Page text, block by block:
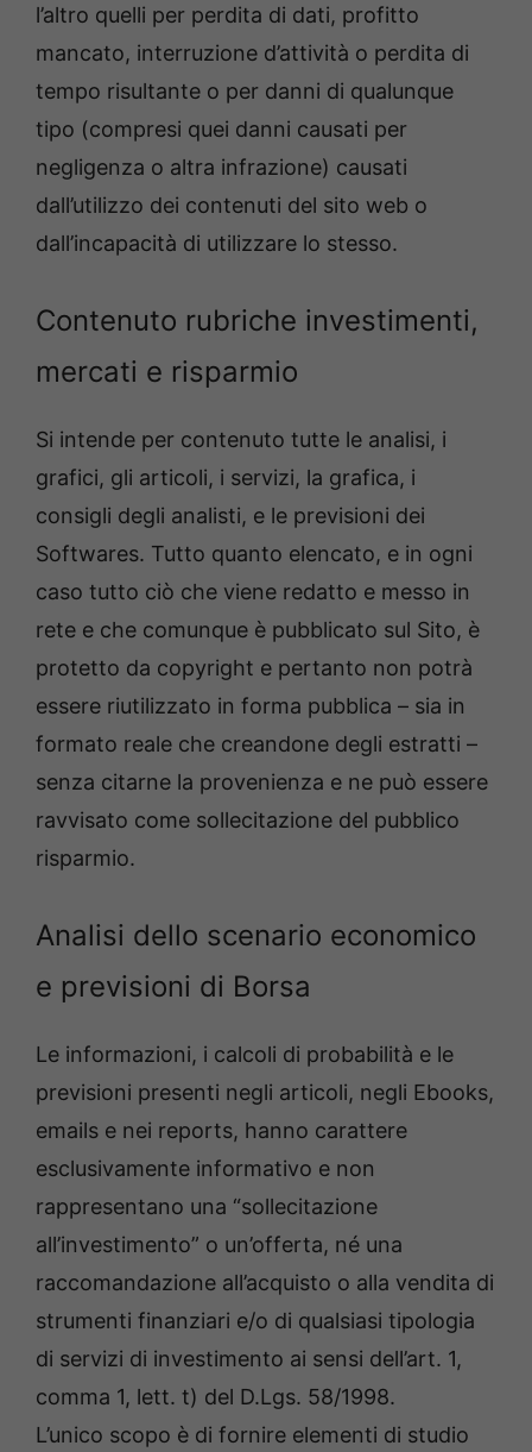
l’altro quelli per perdita di dati, profitto
mancato, interruzione d’attività o perdita di
tempo risultante o per danni di qualunque
tipo (compresi quei danni causati per
negligenza o altra infrazione) causati
dall’utilizzo dei contenuti del sito web o
dall’incapacità di utilizzare lo stesso.
Contenuto rubriche investimenti,
mercati e risparmio
Si intende per contenuto tutte le analisi, i
grafici, gli articoli, i servizi, la grafica, i
consigli degli analisti, e le previsioni dei
Softwares. Tutto quanto elencato, e in ogni
caso tutto ciò che viene redatto e messo in
rete e che comunque è pubblicato sul Sito, è
protetto da copyright e pertanto non potrà
essere riutilizzato in forma pubblica – sia in
formato reale che creandone degli estratti –
senza citarne la provenienza e ne può essere
ravvisato come sollecitazione del pubblico
risparmio.
Analisi dello scenario economico
e previsioni di Borsa
Le informazioni, i calcoli di probabilità e le
previsioni presenti negli articoli, negli Ebooks,
emails e nei reports, hanno carattere
esclusivamente informativo e non
rappresentano una “sollecitazione
all’investimento” o un’offerta, né una
raccomandazione all’acquisto o alla vendita di
strumenti finanziari e/o di qualsiasi tipologia
di servizi di investimento ai sensi dell’art. 1,
comma 1, lett. t) del D.Lgs. 58/1998.
L’unico scopo è di fornire elementi di studio